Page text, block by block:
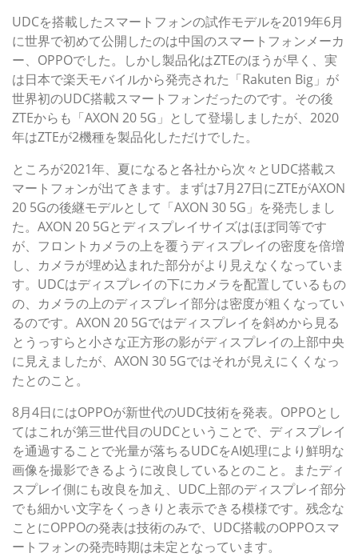
UDCを搭載したスマートフォンの試作モデルを2019年6月
に世界で初めて公開したのは中国のスマートフォンメーカ
ー、OPPOでした。しかし製品化はZTEのほうが早く、実
は日本で楽天モバイルから発売された「Rakuten Big」が
世界初のUDC搭載スマートフォンだったのです。その後
ZTEからも「AXON 20 5G」として登場しましたが、2020
年はZTEが2機種を製品化しただけでした。
ところが2021年、夏になると各社から次々とUDC搭載ス
マートフォンが出てきます。まずは7月27日にZTEがAXON
20 5Gの後継モデルとして「AXON 30 5G」を発売しまし
た。AXON 20 5Gとディスプレイサイズはほぼ同等です
が、フロントカメラの上を覆うディスプレイの密度を倍増
し、カメラが埋め込まれた部分がより見えなくなっていま
す。UDCはディスプレイの下にカメラを配置しているもの
の、カメラの上のディスプレイ部分は密度が粗くなってい
るのです。AXON 20 5Gではディスプレイを斜めから見る
とうっすらと小さな正方形の影がディスプレイの上部中央
に見えましたが、AXON 30 5Gではそれが見えにくくなっ
たとのこと。
8月4日にはOPPOが新世代のUDC技術を発表。OPPOとし
てはこれが第三世代目のUDCということで、ディスプレイ
を通過することで光量が落ちるUDCをAI処理により鮮明な
画像を撮影できるように改良しているとのこと。またディ
スプレイ側にも改良を加え、UDC上部のディスプレイ部分
でも細かい文字をくっきりと表示できる模様です。残念な
ことにOPPOの発表は技術のみで、UDC搭載のOPPOスマ
ートフォンの発売時期は未定となっています。